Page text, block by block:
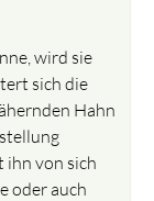
wird sie
sich die
Hahn
ihn von sich
oder auch